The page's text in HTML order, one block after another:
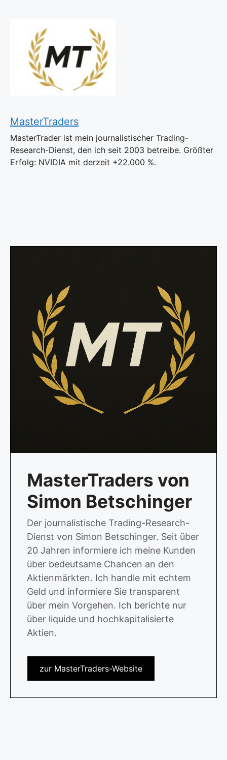
MasterTraders
MasterTrader ist mein journalistischer Trading-
Research-Dienst, den ich seit 2003 betreibe. Größter
Erfolg: NVIDIA mit derzeit +22.000 %.
MasterTraders von
Simon Betschinger
Der journalistische Trading-Research-
Dienst von Simon Betschinger. Seit über
20 Jahren informiere ich meine Kunden
über bedeutsame Chancen an den
Aktienmärkten. Ich handle mit echtem
Geld und informiere Sie transparent
über mein Vorgehen. Ich berichte nur
über liquide und hochkapitalisierte
Aktien.
zur MasterTraders-Website